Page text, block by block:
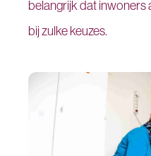
belangrijk dat
bij zulke keuzes.